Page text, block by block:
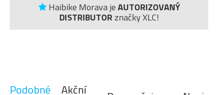
Haibike Morava jeAUTORIZOVANÝ
DISTRIBUTOR značky XLC!
Podobné Akční